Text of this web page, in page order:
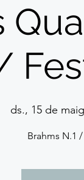
ds., 15 de maig
Brahms N.1